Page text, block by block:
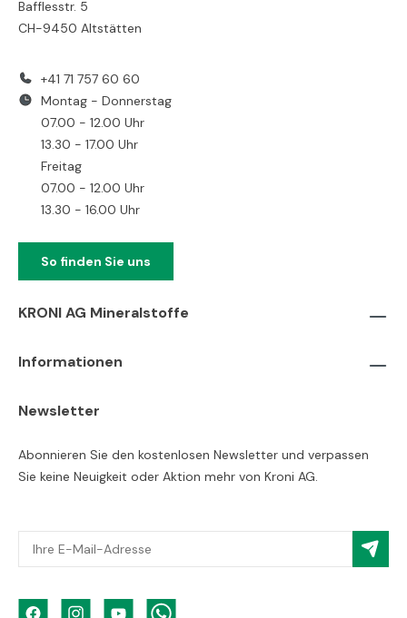
Bafflesstr. 5
CH-9450 Altstätten
+41 71 757 60 60
Montag - Donnerstag
07.00 - 12.00 Uhr
13.30 - 17.00 Uhr
Freitag
07.00 - 12.00 Uhr
13.30 - 16.00 Uhr
So finden Sie uns
KRONI AG Mineralstoffe
Informationen
Newsletter
Abonnieren Sie den kostenlosen Newsletter und verpassen
Sie keine Neuigkeit oder Aktion mehr von Kroni AG.